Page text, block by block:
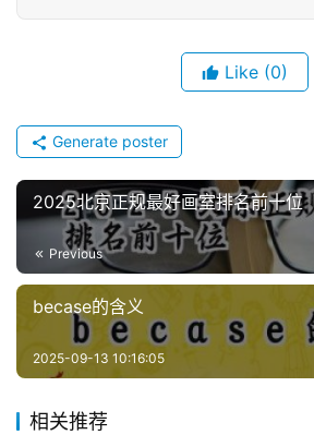
Like (0)
Generate poster
2025北京正规最好画室排名前十位
Previous
becase的含义
2025-09-13 10:16:05
相关推荐